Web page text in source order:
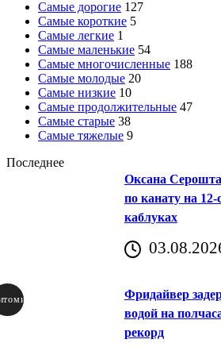
Самые дорогие 127
Самые короткие 5
Самые легкие 1
Самые маленькие 54
Самые многочисленные 188
Самые молодые 20
Самые низкие 10
Самые продолжительные 47
Самые старые 38
Самые тяжелые 9
Последнее
Оксана
по канату на
каблуках
Фридайвер
водой на
рекорд